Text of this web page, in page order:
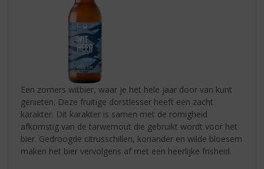
Een zomers witbier, waar je het hele jaar door van kunt
genieten. Deze fruitige dorstlesser heeft een zacht
karakter. Dit karakter is samen met de romigheid
afkomstig van de tarwemout die gebruikt wordt voor het
bier. Gedroogde citrusschillen, koriander en wilde bloesem
maken het bier vervolgens af met een heerlijke frisheid.